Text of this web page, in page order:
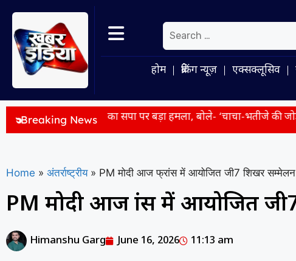
होम ब्रेकिंग न्यूज़ एक्सक्लूसिव
Breaking News
CM योगी का सपा पर बड़ा हमला, बोले- ‘चाचा-भतीजे की जोड़ी वसूली के लिए
Home » अंतर्राष्ट्रीय » PM मोदी आज फ्रांस में आयोजित जी7 शिखर सम्मेलन
PM मोदी आज फ्रांस में आयोजित
Himanshu Garg June 16, 2026 11:13 am